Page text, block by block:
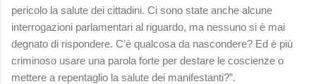
pericolo la salute dei cittadini. Ci sono state anche alcune
interrogazioni parlamentari al riguardo, ma nessuno si è mai
degnato di rispondere. C’è qualcosa da nascondere? Ed è più
criminoso usare una parola forte per destare le coscienze o
mettere a repentaglio la salute dei manifestanti?”.